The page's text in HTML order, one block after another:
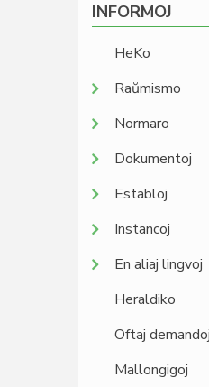
INFORMOJ
HeKo
Raŭmismo
Normaro
Dokumentoj
Establoj
Instancoj
En aliaj lingvoj
Heraldiko
Oftaj demandoj
Mallongigoj